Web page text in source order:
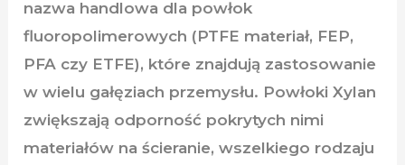
nazwa handlowa dla powłok
fluoropolimerowych (PTFE materiał, FEP,
PFA czy ETFE), które znajdują zastosowanie
w wielu gałęziach przemysłu. Powłoki Xylan
zwiększają odporność pokrytych nimi
materiałów na ścieranie, wszelkiego rodzaju